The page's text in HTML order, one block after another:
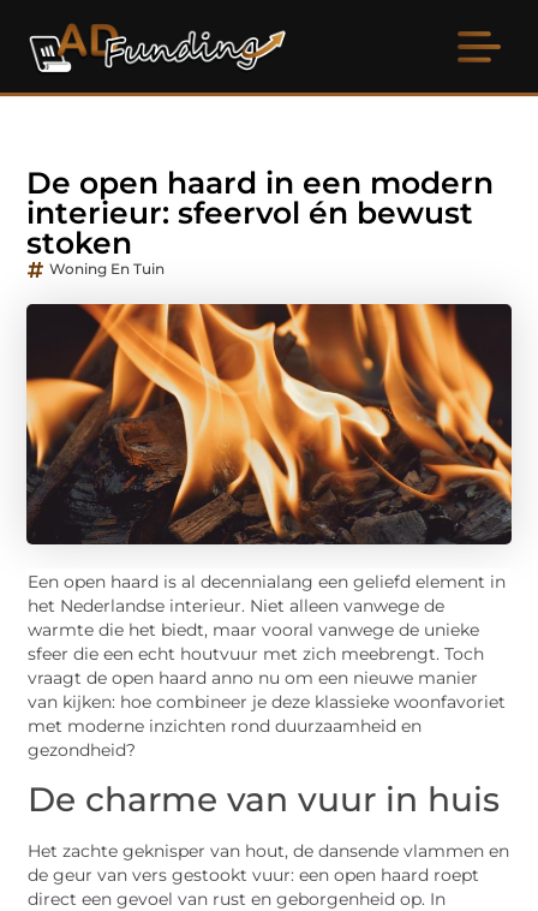
De open haard in een modern
interieur: sfeervol én bewust
stoken
Woning En Tuin
Een open haard is al decennialang een geliefd element in
het Nederlandse interieur. Niet alleen vanwege de
warmte die het biedt, maar vooral vanwege de unieke
sfeer die een echt houtvuur met zich meebrengt. Toch
vraagt de open haard anno nu om een nieuwe manier
van kijken: hoe combineer je deze klassieke woonfavoriet
met moderne inzichten rond duurzaamheid en
gezondheid?
De charme van vuur in huis
Het zachte geknisper van hout, de dansende vlammen en
de geur van vers gestookt vuur: een open haard roept
direct een gevoel van rust en geborgenheid op. In